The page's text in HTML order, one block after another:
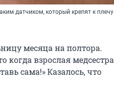
датчиком, который крепят к плечу
месяца на полтора.
когда взрослая медсестра
сама!» Казалось, что